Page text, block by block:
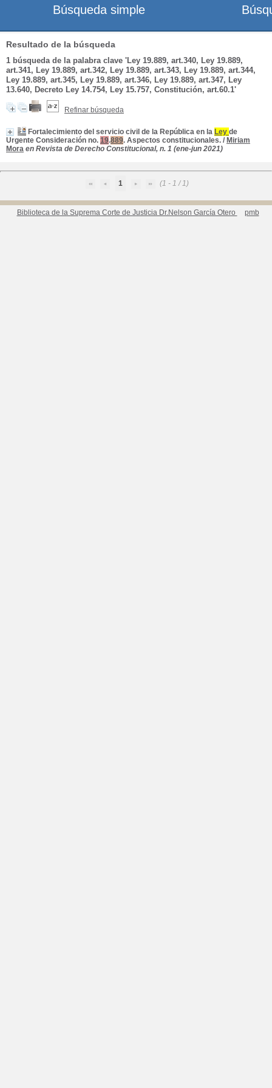
Resultado de la búsqueda
1 búsqueda de la palabra clave 'Ley 19.889, art.340, Ley 19.889,
art.341, Ley 19.889, art.342, Ley 19.889, art.343, Ley 19.889, art.344,
Ley 19.889, art.345, Ley 19.889, art.346, Ley 19.889, art.347, Ley
13.640, Decreto Ley 14.754, Ley 15.757, Constitución, art.60.1'
Refinar búsqueda
Fortalecimiento del servicio civil de la República en la Ley de
Urgente Consideración no. 19.889. Aspectos constitucionales. / Miriam
Mora en Revista de Derecho Constitucional, n. 1 (ene-jun 2021)
1 (1 - 1 / 1)
Biblioteca de la Suprema Corte de Justicia Dr.Nelson García Otero pmb
Búsqueda simple